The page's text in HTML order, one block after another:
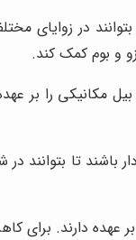
در
و بوم کمک کند.
مکانیکی را بر
باشند تا
عهده دارند.